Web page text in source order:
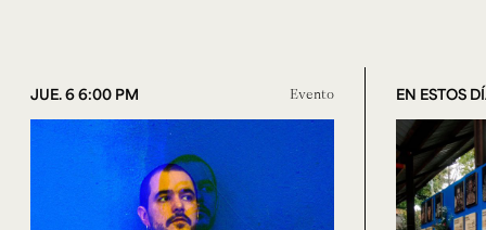
JUE. 6 6:00 PM Evento EN ESTOS